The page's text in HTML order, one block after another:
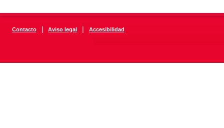
Contacto | Aviso legal | Accesibilidad